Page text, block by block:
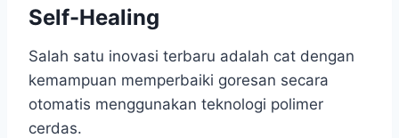
Self-Healing
Salah satu inovasi terbaru adalah cat dengan
kemampuan memperbaiki goresan secara
otomatis menggunakan teknologi polimer
cerdas.